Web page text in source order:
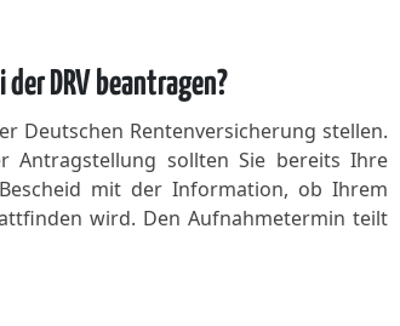
DRV beantragen?
Deutschen Rentenversicherung stellen.
Antragstellung sollten Sie bereits Ihre
mit der Information, ob Ihrem
wird. Den Aufnahmetermin teilt